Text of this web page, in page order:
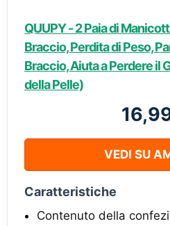
QUUPY - 2 Paia di
Braccio, Perdita di Peso,
Braccio, Aiuta a Perdere il
della Pelle)
VEDI SU
Caratteristiche
Contenuto della